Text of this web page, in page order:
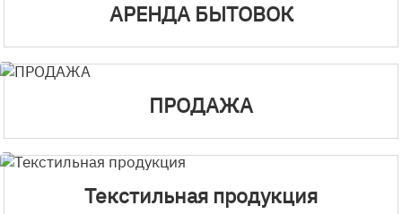
АРЕНДА БЫТОВОК
ПРОДАЖА
Текстильная продукция